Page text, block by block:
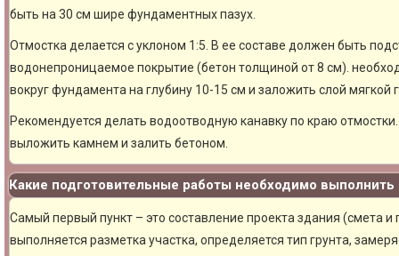
быть на 30 см шире фундаментных пазух.
Отмостка делается с уклоном 1:5. В ее составе должен быть
водонепроницаемое покрытие (бетон толщиной от 8 см).
вокруг фундамента на глубину 10-15 см и заложить слой мягкой
Рекомендуется делать водоотводную канавку по краю
выложить камнем и залить бетоном.
Какие подготовительные работы необходимо
Самый первый пункт – это составление проекта здания (смета
выполняется разметка участка, определяется тип грунта,